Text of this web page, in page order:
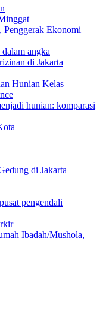
Penggerak Ekonomi
angka
di Jakarta
Hunian Kelas
hunian: komparasi
di Jakarta
pengendali
Ibadah/Mushola,